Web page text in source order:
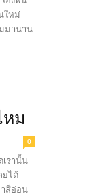
ใหม่
มานาน
หม
0
รานั้น
ยได้
สีอ่อน